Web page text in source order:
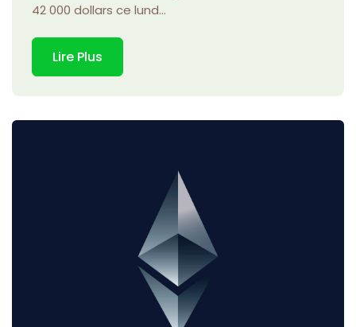
42 000 dollars ce lund...
Lire Plus